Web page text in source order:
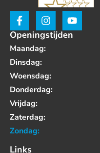
Openingstijden
Maandag:
Dinsdag:
Woensdag:
Donderdag:
Vrijdag:
Zaterdag:
Zondag:
Links